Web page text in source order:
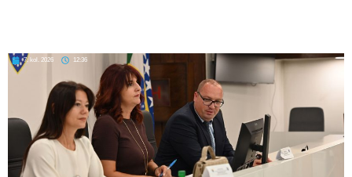
7. kol. 2026 12:36